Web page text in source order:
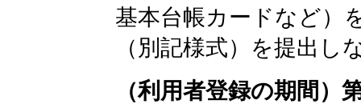
基本台帳カードなど）
（別記様式）を提出
（利用者登録の期間）